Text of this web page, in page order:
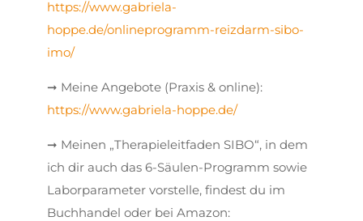
https://www.gabriela-
hoppe.de/onlineprogramm-reizdarm-sibo-
imo/
➞ Meine Angebote (Praxis & online):
https://www.gabriela-hoppe.de/
➞ Meinen „Therapieleitfaden SIBO“, in dem
ich dir auch das 6-Säulen-Programm sowie
Laborparameter vorstelle, findest du im
Buchhandel oder bei Amazon: